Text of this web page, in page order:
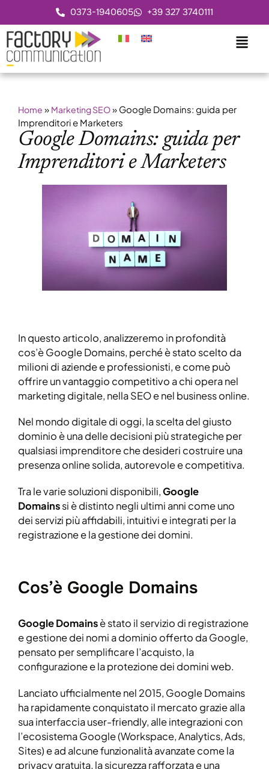
0373-1940605 +39 327 3740111
Home » Marketing SEO» Google Domains: guida per
Imprenditori e Marketers
Google Domains: guida per
Imprenditori e Marketers
In questo articolo, analizzeremo in profondità
cos’è Google Domains, perché è stato scelto da
milioni di aziende e professionisti, e come può
offrire un vantaggio competitivo a chi opera nel
marketing digitale, nella SEO e nel business online.
Nel mondo digitale di oggi, la scelta del giusto
dominio è una delle decisioni più strategiche per
qualsiasi imprenditore che desideri costruire una
presenza online solida, autorevole e competitiva.
Tra le varie soluzioni disponibili,Google
Domainssi è distinto negli ultimi anni come uno
dei servizi più affidabili, intuitivi e integrati per la
registrazione e la gestione dei domini.
Cos’è Google Domains
Google Domainsè stato il servizio di registrazione
e gestione dei nomi a dominio offerto da Google,
pensato per semplificare l’acquisto, la
configurazione e la protezione dei domini web.
Lanciato ufficialmente nel 2015, Google Domains
ha rapidamente conquistato il mercato grazie alla
sua interfaccia user-friendly, alle integrazioni con
l’ecosistema Google (Workspace, Analytics, Ads,
Sites) e ad alcune funzionalità avanzate come la
privacy gratuita, la sicurezza rafforzata e una